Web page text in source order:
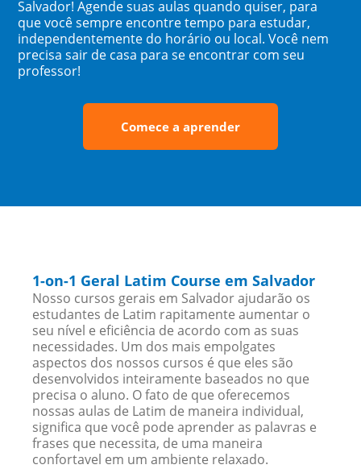
Salvador! Agende suas aulas quando quiser, para
que você sempre encontre tempo para estudar,
independentemente do horário ou local. Você nem
precisa sair de casa para se encontrar com seu
professor!
Comece a aprender
1-on-1 Geral Latim Course em Salvador
Nosso cursos gerais em Salvador ajudarão os
estudantes de Latim rapitamente aumentar o
seu nível e eficiência de acordo com as suas
necessidades. Um dos mais empolgates
aspectos dos nossos cursos é que eles são
desenvolvidos inteiramente baseados no que
precisa o aluno. O fato de que oferecemos
nossas aulas de Latim de maneira individual,
significa que você pode aprender as palavras e
frases que necessita, de uma maneira
confortavel em um ambiente relaxado.